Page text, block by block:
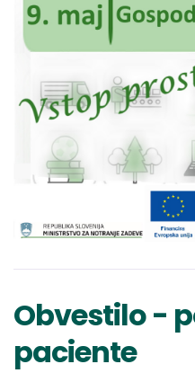
Obvestilo -
paciente